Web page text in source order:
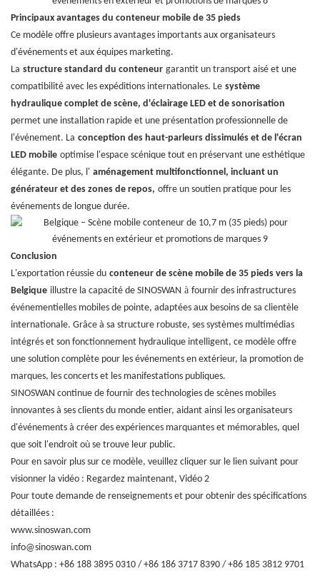
Principaux avantages du conteneur mobile de 35 pieds
Ce modèle offre plusieurs avantages importants aux organisateurs
d'événements et aux équipes marketing.
La structure standard du conteneur garantit un transport aisé et une
compatibilité avec les expéditions internationales. Le système
hydraulique complet de scène, d'éclairage LED et de sonorisation
permet une installation rapide et une présentation professionnelle de
l'événement. La conception des haut-parleurs dissimulés et de l'écran
LED mobile optimise l'espace scénique tout en préservant une esthétique
élégante. De plus, l' aménagement multifonctionnel, incluant un
générateur et des zones de repos, offre un soutien pratique pour les
événements de longue durée.
Conclusion
L'exportation réussie du conteneur de scène mobile de 35 pieds vers la
Belgique illustre la capacité de SINOSWAN à fournir des infrastructures
événementielles mobiles de pointe, adaptées aux besoins de sa clientèle
internationale. Grâce à sa structure robuste, ses systèmes multimédias
intégrés et son fonctionnement hydraulique intelligent, ce modèle offre
une solution complète pour les événements en extérieur, la promotion de
marques, les concerts et les manifestations publiques.
SINOSWAN continue de fournir des technologies de scènes mobiles
innovantes à ses clients du monde entier, aidant ainsi les organisateurs
d'événements à créer des expériences marquantes et mémorables, quel
que soit l'endroit où se trouve leur public.
Pour en savoir plus sur ce modèle, veuillez cliquer sur le lien suivant pour
visionner la vidéo : Regardez maintenant, Vidéo 2
Pour toute demande de renseignements et pour obtenir des spécifications
détaillées :
www.sinoswan.com
info@sinoswan.com
WhatsApp : +86 188 3895 0310 / +86 186 3717 8390 / +86 185 3812 9701